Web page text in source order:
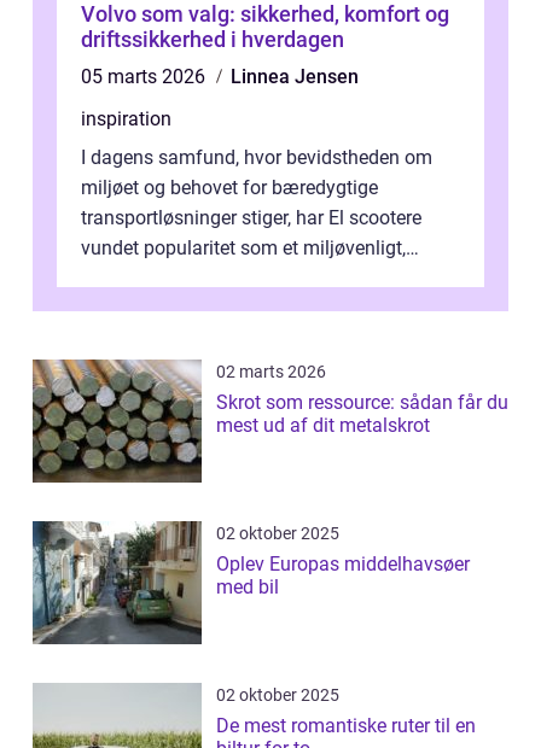
Volvo som valg: sikkerhed, komfort og
driftssikkerhed i hverdagen
05 marts 2026
Linnea Jensen
inspiration
I dagens samfund, hvor bevidstheden om
miljøet og behovet for bæredygtige
transportløsninger stiger, har El scootere
vundet popularitet som et miljøvenligt,
02 marts 2026
Skrot som ressource: sådan får du
mest ud af dit metalskrot
02 oktober 2025
Oplev Europas middelhavsøer
med bil
02 oktober 2025
De mest romantiske ruter til en